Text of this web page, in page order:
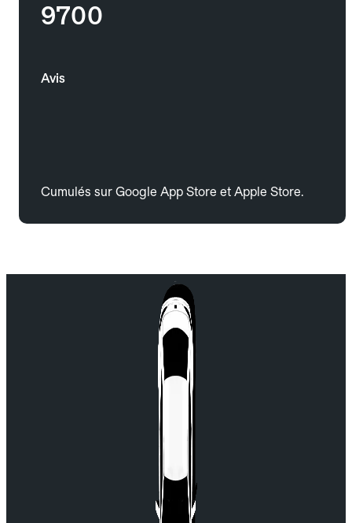
9700
Avis
Cumulés sur Google App Store et Apple Store.